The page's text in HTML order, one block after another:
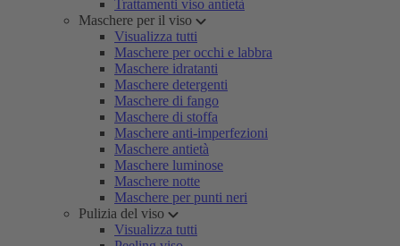
Trattamenti viso antietà
Maschere per il viso
Visualizza tutti
Maschere per occhi e labbra
Maschere idratanti
Maschere detergenti
Maschere di fango
Maschere di stoffa
Maschere anti-imperfezioni
Maschere antietà
Maschere luminose
Maschere notte
Maschere per punti neri
Pulizia del viso
Visualizza tutti